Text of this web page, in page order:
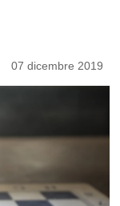
07 dicembre 2019